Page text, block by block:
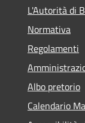
L'Autorità di
Normativa
Regolamenti
Albo pretorio
Calendario